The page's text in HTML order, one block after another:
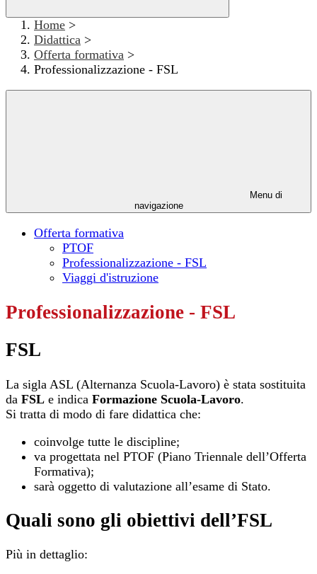
Home >
Didattica >
Offerta formativa >
Professionalizzazione - FSL
Menu di
navigazione
Offerta formativa
PTOF
Professionalizzazione - FSL
Viaggi d'istruzione
Professionalizzazione - FSL
FSL
La sigla ASL (Alternanza Scuola-Lavoro) è stata sostituita
da FSL e indica Formazione Scuola-Lavoro.
Si tratta di modo di fare didattica che:
coinvolge tutte le discipline;
va progettata nel PTOF (Piano Triennale dell’Offerta
Formativa);
sarà oggetto di valutazione all’esame di Stato.
Quali sono gli obiettivi dell’FSL
Più in dettaglio: